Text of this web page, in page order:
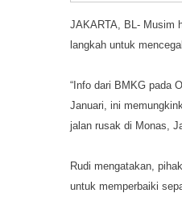
JAKARTA, BL- Musim
langkah untuk
“Info dari BMKG pada
Januari, ini
jalan rusak di Monas,
Rudi mengatakan,
untuk memperbaiki